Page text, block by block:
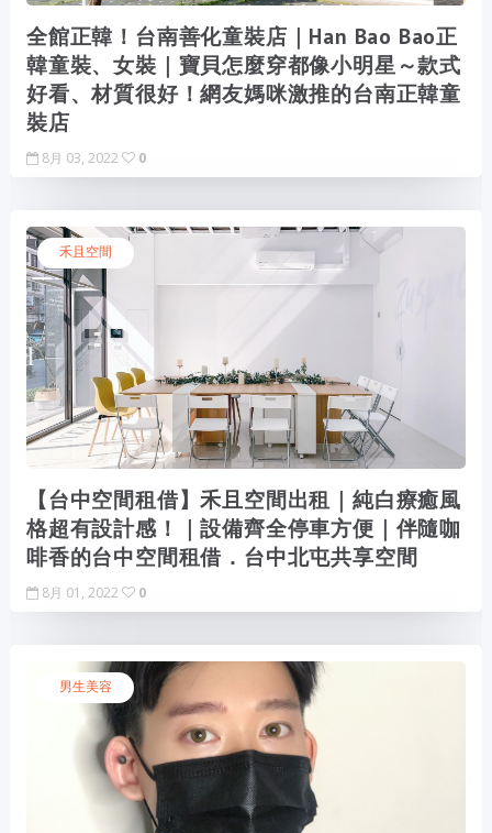
全館正韓！台南善化童裝店｜Han Bao Bao正
韓童裝、女裝｜寶貝怎麼穿都像小明星～款式
好看、材質很好！網友媽咪激推的台南正韓童
裝店
8月 03, 2022 0
禾且空間
【台中空間租借】禾且空間出租｜純白療癒風
格超有設計感！｜設備齊全停車方便｜伴隨咖
啡香的台中空間租借．台中北屯共享空間
8月 01, 2022 0
男生美容